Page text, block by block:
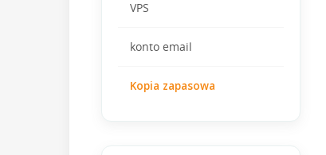
VPS
konto email
Kopia zapasowa